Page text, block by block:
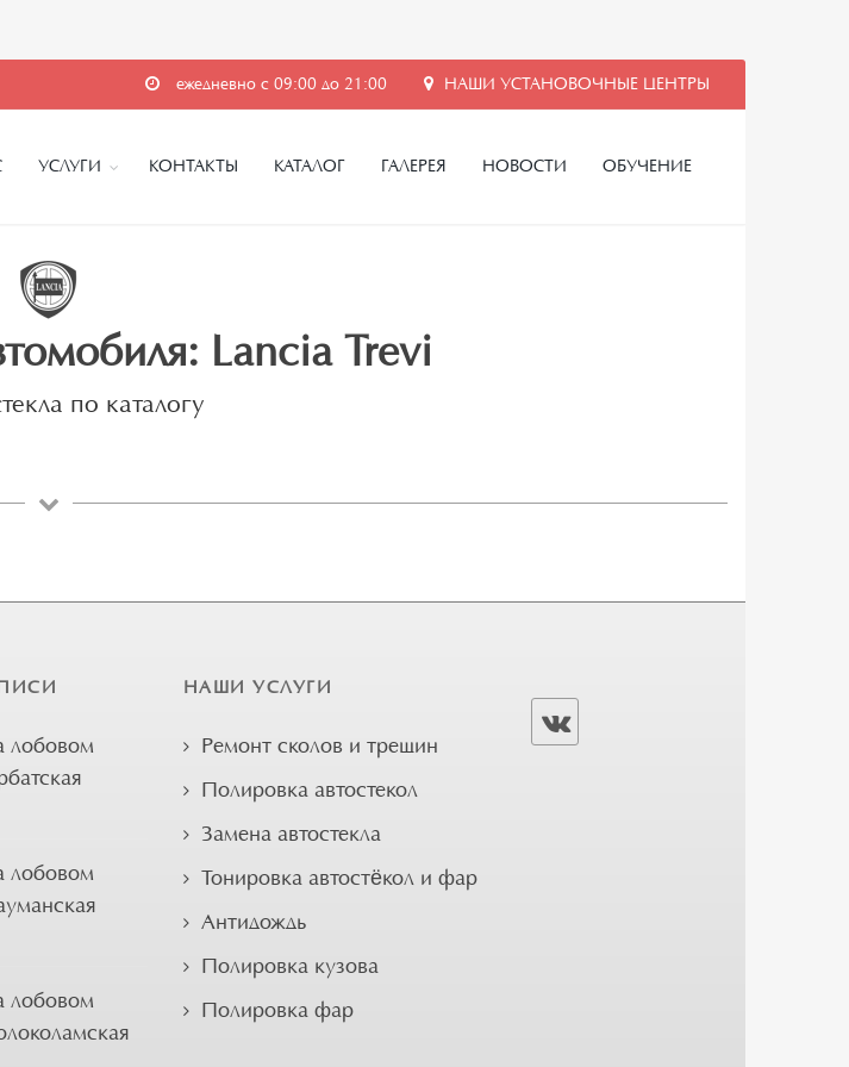
ежедневно с 09:00 до 21:00 НАШИ УСТАНОВОЧНЫЕ ЦЕНТРЫ
УСЛУГИ КОНТАКТЫ КАТАЛОГ ГАЛЕРЕЯ НОВОСТИ ОБУЧЕНИЕ
Lancia Trevi
по каталогу
лобовом
лобовом
лобовом
НАШИ УСЛУГИ
Ремонт сколов и трещин
Полировка автостекол
Замена автостекла
Тонировка автостёкол и фар
Антидождь
Полировка кузова
Полировка фар